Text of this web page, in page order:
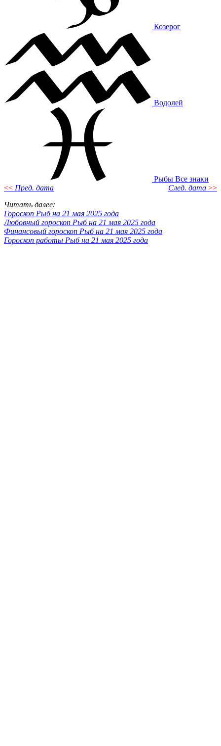
Козерог
Водолей
Рыбы Все знаки
<< Пред. дата След. дата >>
Читать далее:
Гороскоп Рыб на 21 мая 2025 года
Любовный гороскоп Рыб на 21 мая 2025 года
Финансовый гороскоп Рыб на 21 мая 2025 года
Гороскоп работы Рыб на 21 мая 2025 года